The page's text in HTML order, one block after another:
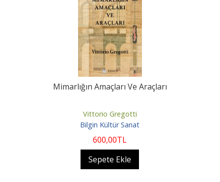
Mimarlığın Amaçları Ve Araçları
Vittorio Gregotti
Bilgin Kültür Sanat
600,00TL
Sepete Ekle